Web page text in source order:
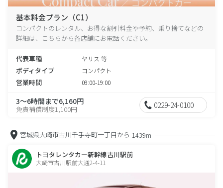
基本料金プラン（C1）
コンパクトのレンタル、お得な割引料金や予約、乗り捨てなどの
詳細は、こちらから各店舗にお電話ください。
代表車種 ヤリス 等
ボディタイプ コンパクト
営業時間 09:00-19:00
3～6時間まで6,160円
免責補償制度1,100円 0229-24-0100
宮城県大崎市古川千手寺町一丁目から 1439m
トヨタレンタカー新幹線古川駅前
大崎市古川駅前大通2-4-11